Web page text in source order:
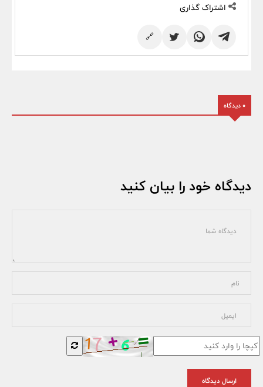
اشتراک گذاری
🔗
0 دیدگاه
دیدگاه خود را بیان کنید
ارسال دیدگاه